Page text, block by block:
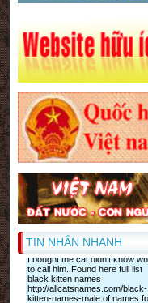
TIN NHẮN NHANH